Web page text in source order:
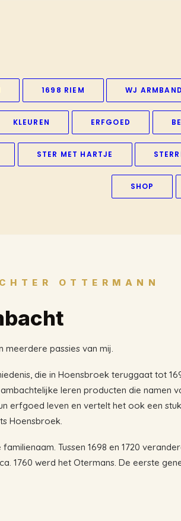
1698 RIEM WJ
KLEUREN ERFGOED
STER MET HARTJE
SHOP
OTTERMANN
meerdere passies van mij.
die in Hoensbroek teruggaat tot
leren producten die namen
erfgoed leven en vertelt het ook een stuk
Hoensbroek.
Tussen 1698 en 1720
1760 werd het Otermans. De eerste